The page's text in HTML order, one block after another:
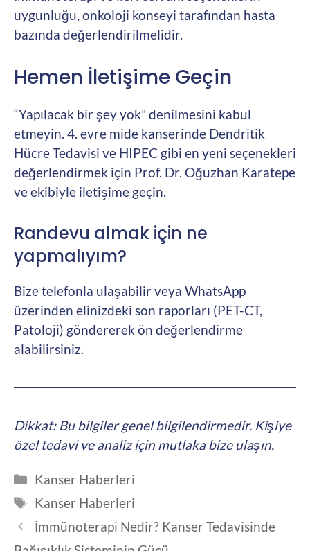
uygunluğu, onkoloji konseyi tarafından hasta
bazında değerlendirilmelidir.
Hemen İletişime Geçin
“Yapılacak bir şey yok” denilmesini kabul
etmeyin. 4. evre mide kanserinde Dendritik
Hücre Tedavisi ve HIPEC gibi en yeni seçenekleri
değerlendirmek için Prof. Dr. Oğuzhan Karatepe
ve ekibiyle iletişime geçin.
Randevu almak için ne
yapmalıyım?
Bize telefonla ulaşabilir veya WhatsApp
üzerinden elinizdeki son raporları (PET-CT,
Patoloji) göndererek ön değerlendirme
alabilirsiniz.
Dikkat: Bu bilgiler genel bilgilendirmedir. Kişiye
özel tedavi ve analiz için mutlaka bize ulaşın.
Kategoriler
Kanser Haberleri
Etiketler
Kanser Haberleri
İmmünoterapi Nedir? Kanser Tedavisinde